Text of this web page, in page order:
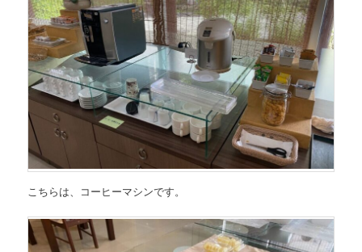
こちらは、コーヒーマシンです。